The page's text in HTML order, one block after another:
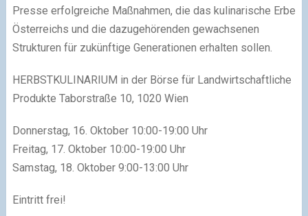
Presse erfolgreiche Maßnahmen, die das kulinarische Erbe
Österreichs und die dazugehörenden gewachsenen
Strukturen für zukünftige Generationen erhalten sollen.
HERBSTKULINARIUM in der Börse für Landwirtschaftliche
Produkte Taborstraße 10, 1020 Wien
Donnerstag, 16. Oktober 10:00-19:00 Uhr
Freitag, 17. Oktober 10:00-19:00 Uhr
Samstag, 18. Oktober 9:00-13:00 Uhr
Eintritt frei!